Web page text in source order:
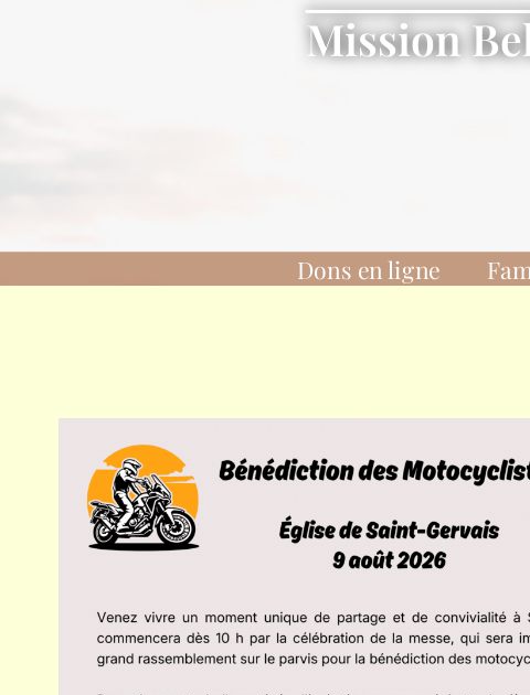
Mission
Dons en ligne